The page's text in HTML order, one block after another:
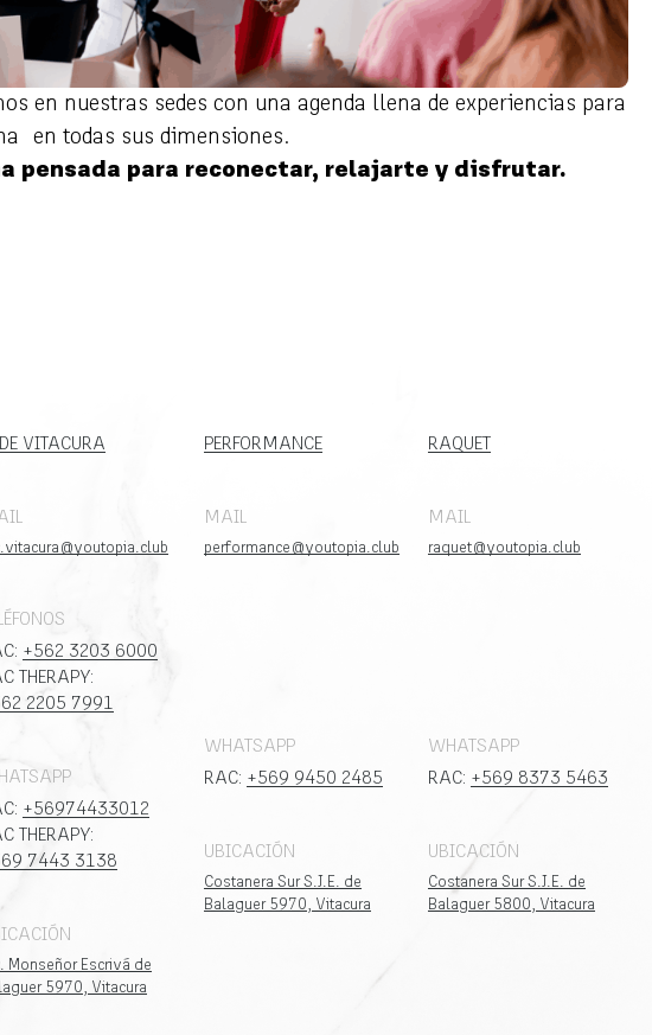
en nuestras sedes con una agenda llena de experiencias para
en todas sus dimensiones.
pensada para reconectar, relajarte y disfrutar.
VITACURA
+562 3203 6000
THERAPY:
2205 7991
+56974433012
THERAPY:
7443 3138
Monseñor Escrivá de
5970, Vitacura
PERFORMANCE
MAIL
performance@youtopia.club
WHATSAPP
RAC: +569 9450 2485
UBICACIÓN
Costanera Sur S.J.E. de
Balaguer 5970, Vitacura
RAQUET
MAIL
raquet@youtopia.club
WHATSAPP
RAC: +569 8373 5463
UBICACIÓN
Costanera Sur S.J.E. de
Balaguer 5800, Vitacura